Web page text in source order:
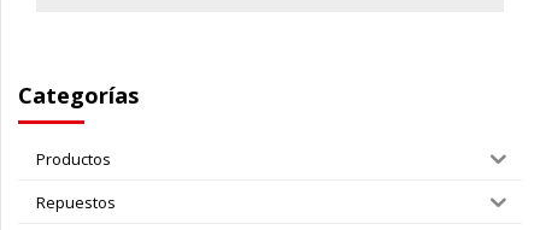
Categorías
Productos
Repuestos